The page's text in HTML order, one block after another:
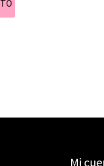
Mi